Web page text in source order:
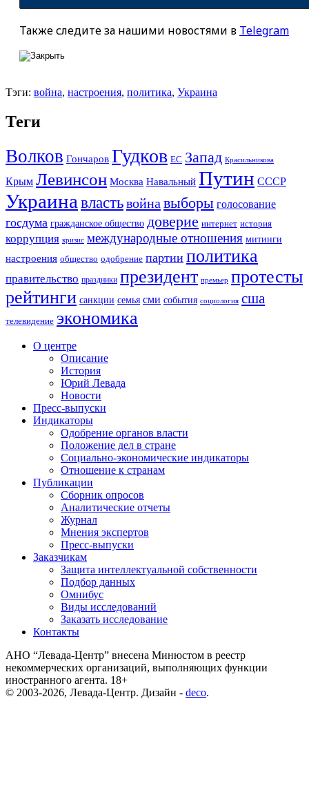
Также следите за нашими новостями в Telegram
Тэги: война, настроения, политика, Украина
Теги
Волков Гончаров Гудков ЕС Запад Красильникова
Крым Левинсон Москва Навальный Путин СССР
Украина властьвойна выборы голосование
госдума гражданское общество доверие интернет история
коррупция кризис международные отношения митинги
настроения общество одобрение партии политика
правительство праздники президент премьер протесты
рейтинги санкции семья сми события социология сша
телевидение экономика
О центре
Описание
История
Юрий Левада
Новости
Пресс-выпуски
Индикаторы
Одобрение органов власти
Положение дел в стране
Социально-экономические индикаторы
Отношение к странам
Публикации
Сборник опросов
Аналитические отчеты
Журнал
Мнения экспертов
Пресс-выпуски
Заказчикам
Защита интеллектуальной собственности
Подбор данных
Омнибус
Виды исследований
Заказать исследование
Контакты
АНО “Левада-Центр” внесена Минюстом в реестр
некоммерческих организаций, выполняющих функции
иностранного агента. 18+
© 2003-2026, Левада-Центр. Дизайн - deco.